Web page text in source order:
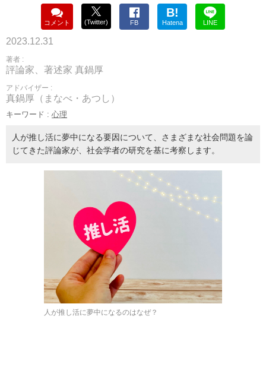
コメント (Twitter) FB
B!
Hatena LINE
2023.12.31
著者 :
評論家、著述家 真鍋厚
アドバイザー :
真鍋厚（まなべ・あつし）
キーワード : 心理
人が推し活に夢中になる要因について、さまざまな社会問題を論
じてきた評論家が、社会学者の研究を基に考察します。
人が推し活に夢中になるのはなぜ？